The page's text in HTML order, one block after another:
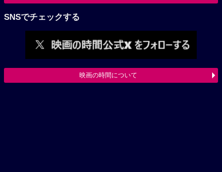
SNSでチェックする
映画の時間について